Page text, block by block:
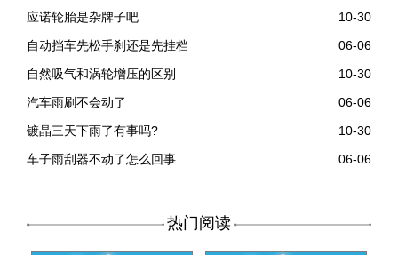
应诺轮胎是杂牌子吧
10-30
自动挡车先松手刹还是先挂档
06-06
自然吸气和涡轮增压的区别
10-30
汽车雨刷不会动了
06-06
镀晶三天下雨了有事吗?
10-30
车子雨刮器不动了怎么回事
06-06
热门阅读